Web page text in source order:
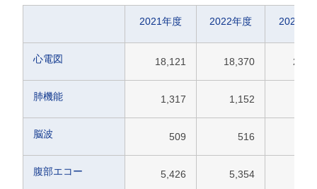
2021年度 2022年度 2023年
心電図 18,121 18,370
肺機能 1,317 1,152
脳波 509 516
腹部エコー 5,426 5,354